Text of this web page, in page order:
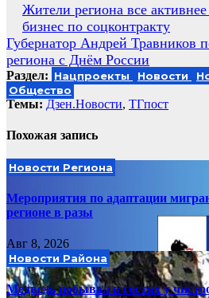
Навигация
по
записям
Жители региона все
бизнес по соцконтракту
Губернатор Андрей Травников
региона с Днём России
Раздел: Нацпроекты Новости
Общество
Темы: Дзен.Новости, ТГпост
Похожая запись
Новости Региона
Мероприятия по адаптации
регионе в разы
Авг 8, 2026
Новости Района
Медведь побывал в гостях у